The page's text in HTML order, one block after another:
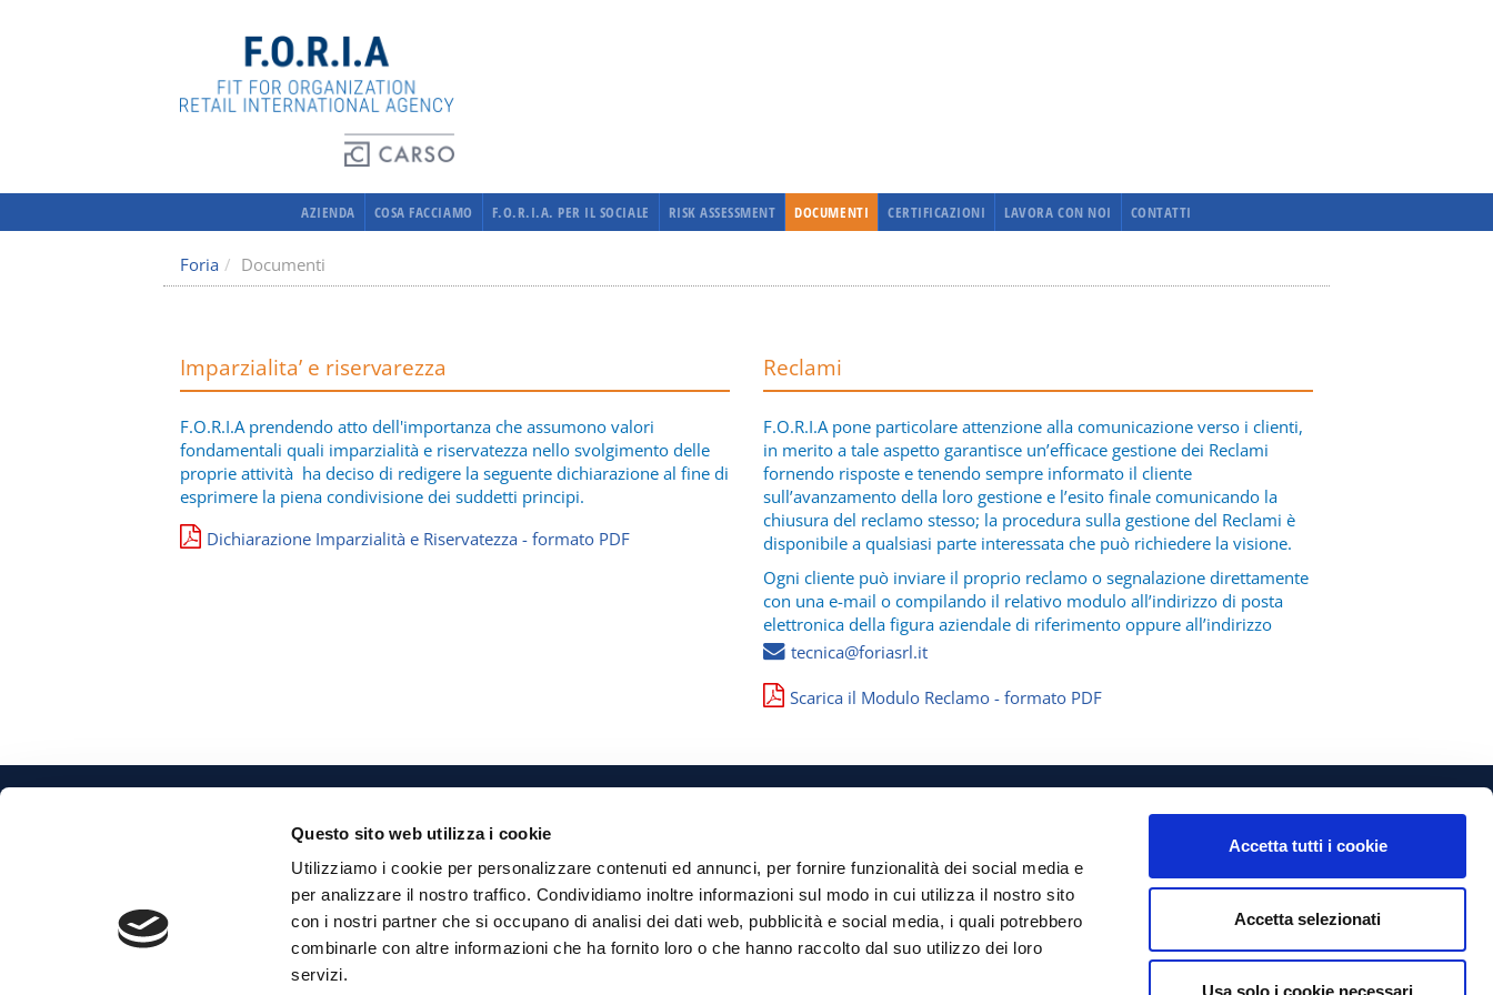
Questo sito web utilizza i cookie
Utilizziamo i cookie per personalizzare contenuti ed annunci, per fornire funzionalità dei social media e
per analizzare il nostro traffico. Condividiamo inoltre informazioni sul modo in cui utilizza il nostro sito
con i nostri partner che si occupano di analisi dei dati web, pubblicità e social media, i quali potrebbero
combinarle con altre informazioni che ha fornito loro o che hanno raccolto dal suo utilizzo dei loro
servizi.
Accetta tutti i cookie
Accetta selezionati
Usa solo i cookie necessari
AZIENDA COSA FACCIAMO F.O.R.I.A. PER IL SOCIALE RISK ASSESSMENT DOCUMENTI CERTIFICAZIONI LAVORA CON NOI CONTATTI
Foria Documenti
Imparzialita’ e riservarezza
F.O.R.I.A prendendo atto dell'importanza che assumono valori
fondamentali quali imparzialità e riservatezza nello svolgimento delle
proprie attività ha deciso di redigere la seguente dichiarazione al fine di
esprimere la piena condivisione dei suddetti principi.
Dichiarazione Imparzialità e Riservatezza - formato PDF
Reclami
F.O.R.I.A pone particolare attenzione alla comunicazione verso i clienti,
in merito a tale aspetto garantisce un’efficace gestione dei Reclami
fornendo risposte e tenendo sempre informato il cliente
sull’avanzamento della loro gestione e l’esito finale comunicando la
chiusura del reclamo stesso; la procedura sulla gestione del Reclami è
disponibile a qualsiasi parte interessata che può richiedere la visione.
Ogni cliente può inviare il proprio reclamo o segnalazione direttamente
con una e-mail o compilando il relativo modulo all’indirizzo di posta
elettronica della figura aziendale di riferimento oppure all’indirizzo
tecnica@foriasrl.it
Scarica il Modulo Reclamo - formato PDF
Foria Srl
Sede legale:Via Ercole Mozzi n° 6
24127 Bergamo (BG)
Tel:+39 035.19903296
Cookies Policy
Credits